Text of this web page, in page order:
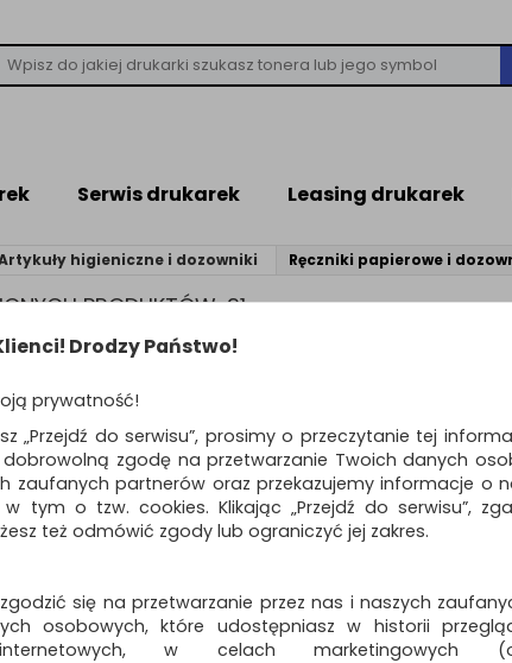
Serwis drukarek Leasing drukarek
higieniczne i dozowniki Ręczniki papierowe i
PRODUKTÓW: 91
oraz podajniki odgrywają kluczową rolę w
gabinetów medycznych i lekarskich, zakładów
celulozowych oraz makulaturowych, składanych oraz
Standardowe Pokaż 12 produktów
Czyściwo
DONAU EXPERT, 2-
warstwowe, 650
Drodzy Państwo!
prywatność!
„Przejdź do serwisu”, prosimy o przeczytanie tej
zgodę na przetwarzanie Twoich danych
zaufanych partnerów oraz przekazujemy informacje o
tym o tzw. cookies. Klikając „Przejdź do serwisu”,
też odmówić zgody lub ograniczyć jej zakres.
się na przetwarzanie przez nas i naszych
osobowych, które udostępniasz w historii
w celach marketingowych